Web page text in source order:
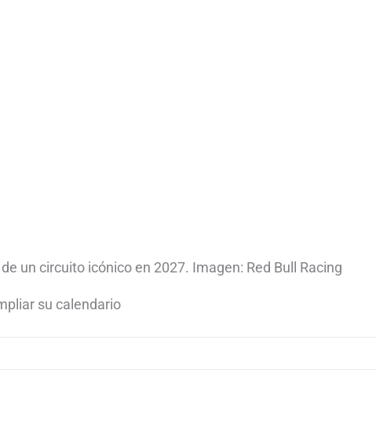
un circuito icónico en 2027. Imagen: Red Bull Racing
su calendario